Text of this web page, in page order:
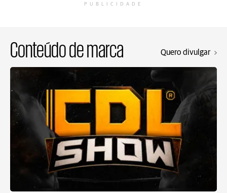
PUBLICIDADE
Conteúdo de marca Quero divulgar